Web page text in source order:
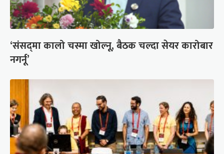
‘संसद्‍मा कालो चस्मा खोल्नू, बैठक चल्दा सेयर कारोबार
नगर्नू’